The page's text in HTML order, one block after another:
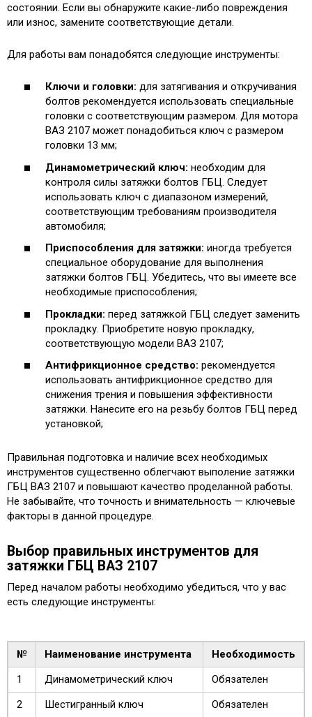
состоянии. Если вы обнаружите какие-либо повреждения
или износ, замените соответствующие детали.
Для работы вам понадобятся следующие инструменты:
Ключи и головки: для затягивания и откручивания
болтов рекомендуется использовать специальные
головки с соответствующим размером. Для мотора
ВАЗ 2107 может понадобиться ключ с размером
головки 13 мм;
Динамометрический ключ: необходим для
контроля силы затяжки болтов ГБЦ. Следует
использовать ключ с диапазоном измерений,
соответствующим требованиям производителя
автомобиля;
Приспособления для затяжки: иногда требуется
специальное оборудование для выполнения
затяжки болтов ГБЦ. Убедитесь, что вы имеете все
необходимые приспособления;
Прокладки: перед затяжкой ГБЦ следует заменить
прокладку. Приобретите новую прокладку,
соответствующую модели ВАЗ 2107;
Антифрикционное средство: рекомендуется
использовать антифрикционное средство для
снижения трения и повышения эффективности
затяжки. Нанесите его на резьбу болтов ГБЦ перед
установкой;
Правильная подготовка и наличие всех необходимых
инструментов существенно облегчают выполение затяжки
ГБЦ ВАЗ 2107 и повышают качество проделанной работы.
Не забывайте, что точность и внимательность — ключевые
факторы в данной процедуре.
Выбор правильных инструментов для
затяжки ГБЦ ВАЗ 2107
Перед началом работы необходимо убедиться, что у вас
есть следующие инструменты:
№ Наименование инструмента
Необходимость
1
Динамометрический ключ
Обязателен
2
Шестигранный ключ Обязателен